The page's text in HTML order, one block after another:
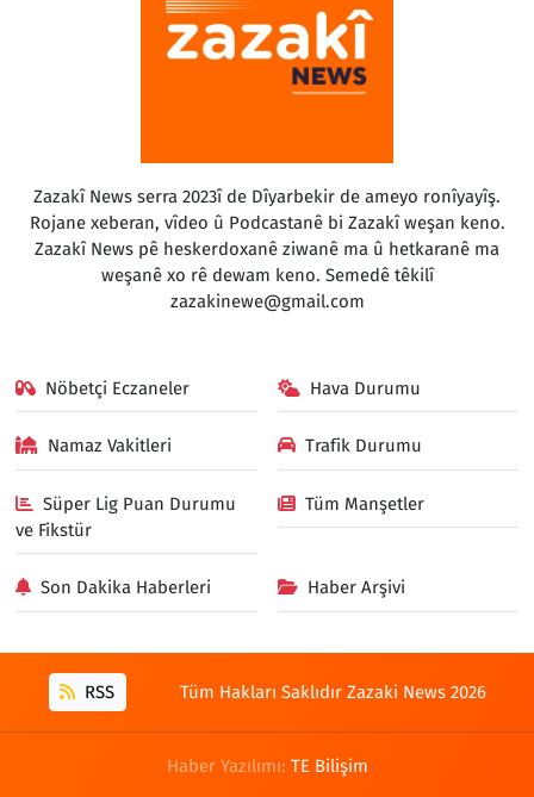
Zazakî News serra 2023î de Dîyarbekir de ameyo ronîyayîş.
Rojane xeberan, vîdeo û Podcastanê bi Zazakî weşan keno.
Zazakî News pê heskerdoxanê ziwanê ma û hetkaranê ma
weşanê xo rê dewam keno. Semedê têkilî
zazakinewe@gmail.com
Nöbetçi Eczaneler Hava Durumu
Namaz Vakitleri Trafik Durumu
Süper Lig Puan Durumu
ve Fikstür
Tüm Manşetler
Son Dakika Haberleri Haber Arşivi
RSS Tüm Hakları Saklıdır Zazaki News 2026
Haber Yazılımı: TE Bilişim